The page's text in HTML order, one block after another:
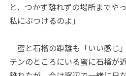
と、つかず離れずの場所までや
私にぶつけるのよ」
蜜と石榴の距離も「いい感じ
テンのところにいる蜜に石榴が